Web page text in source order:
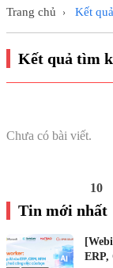
Trang chủ › Kết
Kết quả tìm
Chưa có bài viết.
10
Tin mới nhất
ERP,